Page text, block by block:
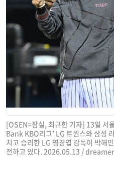
[OSEN=잠실, 최규한 기자] 13일 서
Bank KBO리그’ LG 트윈스와 삼성
치고 승리한 LG 염경엽 감독이 박해
전하고 있다. 2026.05.13 /